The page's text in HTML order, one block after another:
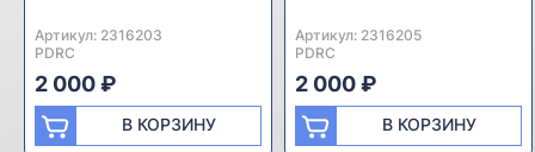
Артикул: 2316203
Производитель:
PDRC
2 000 ₽
В КОРЗИНУ
Артикул: 2316205
Производитель:
PDRC
2 000 ₽
В КОРЗИНУ